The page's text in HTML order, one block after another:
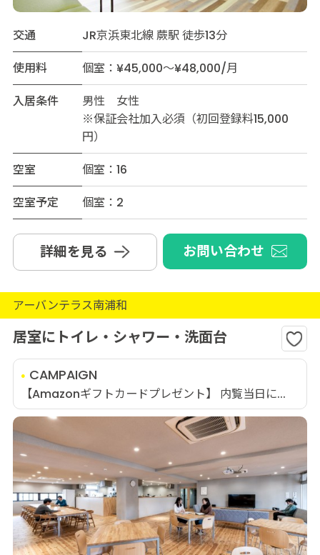
交通
JR京浜東北線 蕨駅 徒歩13分
使用料
個室：¥45,000～¥48,000/月
入居条件
男性 女性
※保証会社加入必須（初回登録料15,000
円）
空室
個室：16
空室予定
個室：2
詳細を見る お問い合わせ
アーバンテラス南浦和
居室にトイレ・シャワー・洗面台
CAMPAIGN
【Amazonギフトカードプレゼント】 内覧当日に...